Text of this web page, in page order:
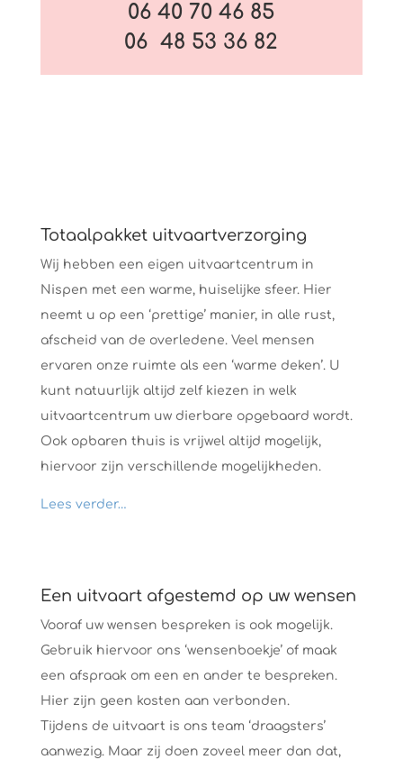
06 40 70 46 85
06 48 53 36 82
Totaalpakket uitvaartverzorging
Wij hebben een eigen uitvaartcentrum in
Nispen met een warme, huiselijke sfeer. Hier
neemt u op een ‘prettige’ manier, in alle rust,
afscheid van de overledene. Veel mensen
ervaren onze ruimte als een ‘warme deken’. U
kunt natuurlijk altijd zelf kiezen in welk
uitvaartcentrum uw dierbare opgebaard wordt.
Ook opbaren thuis is vrijwel altijd mogelijk,
hiervoor zijn verschillende mogelijkheden.
Lees verder…
Een uitvaart afgestemd op uw wensen
Vooraf uw wensen bespreken is ook mogelijk.
Gebruik hiervoor ons ‘wensenboekje’ of maak
een afspraak om een en ander te bespreken.
Hier zijn geen kosten aan verbonden.
Tijdens de uitvaart is ons team ‘draagsters’
aanwezig. Maar zij doen zoveel meer dan dat,